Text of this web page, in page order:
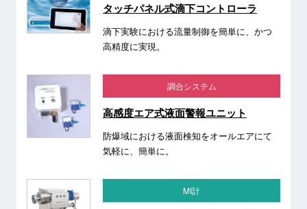
タッチパネル式滴下コントローラ
滴下実験における流量制御を簡単に、かつ
高精度に実現。
調合システム
高感度エア式液面警報ユニット
防爆域における液面検知をオールエアにて
気軽に、簡単に。
MI計